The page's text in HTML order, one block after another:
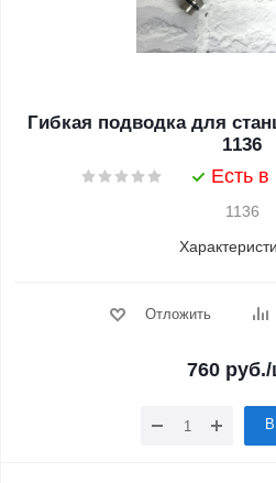
Гибкая подводка для
1136
Есть в
1136
Отложить
760 руб./